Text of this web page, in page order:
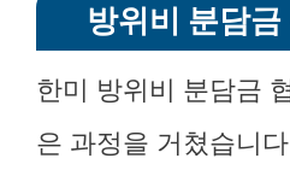
방위비 분담
한미 방위비 분담금
은 과정을 거쳤습니